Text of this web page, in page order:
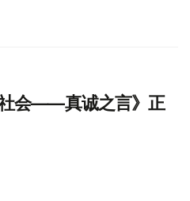
会——真诚之言》正